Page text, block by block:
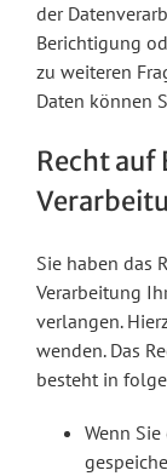
der
Berichtigung
zu weiteren
Daten können
Recht auf
Sie haben das
Verarbeitung
verlangen.
wenden. Das
besteht in
Wenn